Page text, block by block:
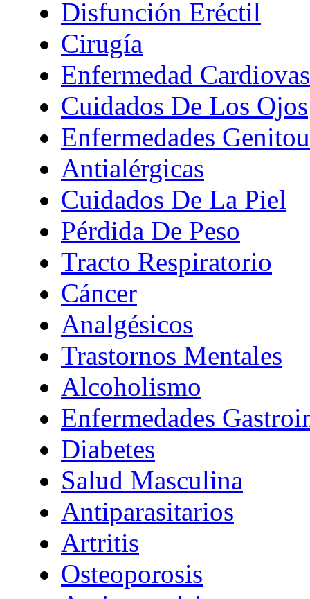
Disfunción Eréctil
Cirugía
Enfermedad
Cuidados De Los Ojos
Enfermedades
Antialérgicas
Cuidados De La Piel
Pérdida De Peso
Tracto Respiratorio
Cáncer
Analgésicos
Trastornos Mentales
Alcoholismo
Enfermedades
Diabetes
Salud Masculina
Antiparasitarios
Artritis
Osteoporosis